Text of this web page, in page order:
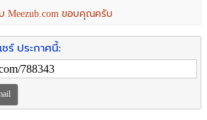
กษม 69 (2.4 กิโลเมตร)
ง (4 กิโลเมตร)
กิโลเมตร)
แค (6.5 กิโลเมตร)
นแนล หนองแขม (4.7 กิโลเมตร)
(5.1 กิโลเมตร)
Meezub.com ขอบคุณครับ
ร์ ประกาศนี้: